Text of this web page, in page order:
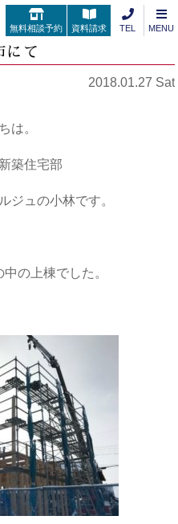
無料相談予約 資料請求 TEL MENU
にて
2018.01.27 Sat
は。
築住宅部
ジュの小林です。
の上棟でした。